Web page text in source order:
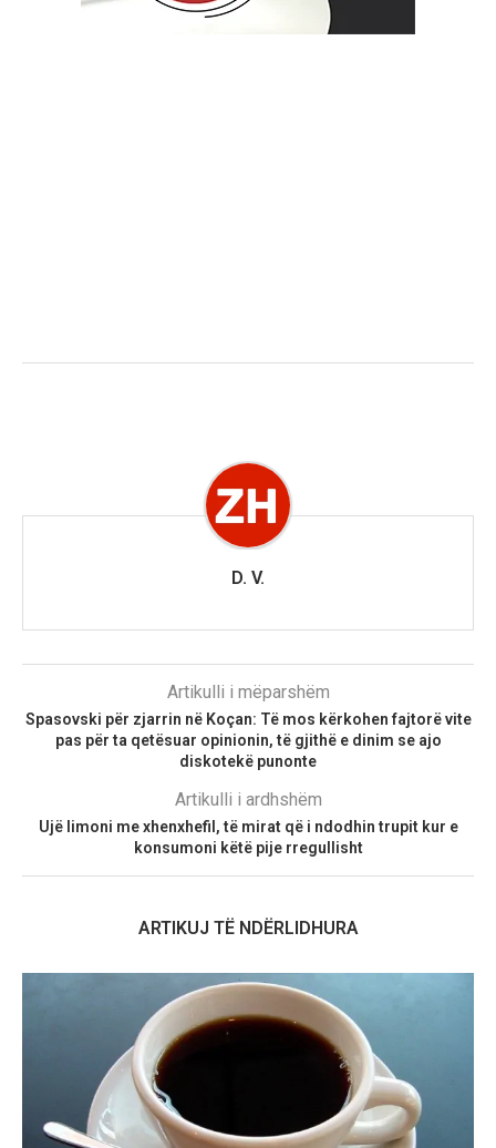
D. V.
Artikulli i mëparshëm
Spasovski për zjarrin në Koçan: Të mos kërkohen fajtorë vite
pas për ta qetësuar opinionin, të gjithë e dinim se ajo
diskotekë punonte
Artikulli i ardhshëm
Ujë limoni me xhenxhefil, të mirat që i ndodhin trupit kur e
konsumoni këtë pije rregullisht
ARTIKUJ TË NDËRLIDHURA